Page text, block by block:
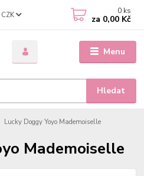
Menu
CZK
Hledat
0 ks
za 0,00 Kč
Lucky Doggy Yoyo Mademoiselle
Mademoiselle